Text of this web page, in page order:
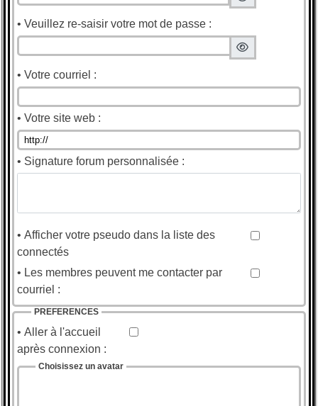
• Veuillez re-saisir votre mot de passe :
• Votre courriel :
• Votre site web :
• Signature forum personnalisée :
• Afficher votre pseudo dans la liste des
connectés
• Les membres peuvent me contacter par
courriel :
PREFERENCES
• Aller à l'accueil
après connexion :
Choisissez un avatar